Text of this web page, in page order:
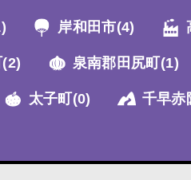
岸和田市(4)
(2) 泉南郡田尻町 (1)
太子町 (0) 千早赤